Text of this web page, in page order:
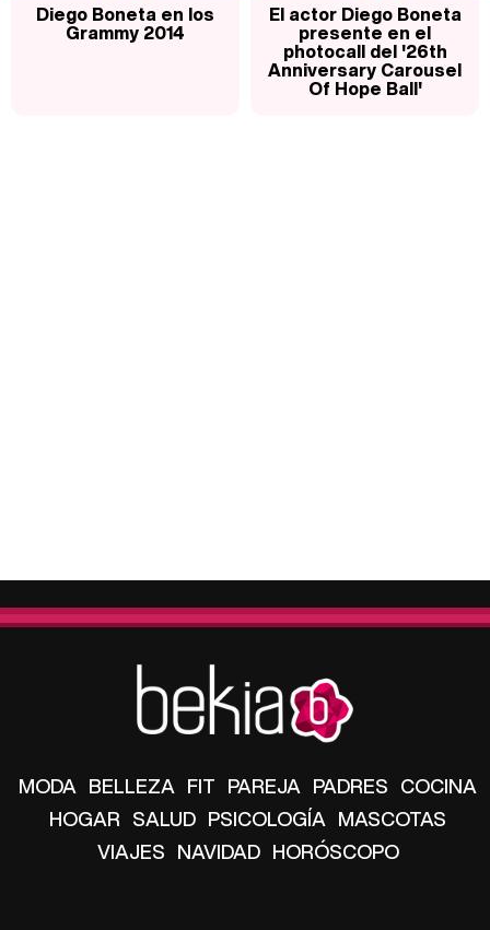
Diego Boneta en los
Grammy 2014
El actor Diego Boneta
presente en el
photocall del '26th
Anniversary Carousel
Of Hope Ball'
MODA BELLEZA FIT PAREJA PADRES COCINA
HOGAR SALUD PSICOLOGÍA MASCOTAS
VIAJES NAVIDAD HORÓSCOPO